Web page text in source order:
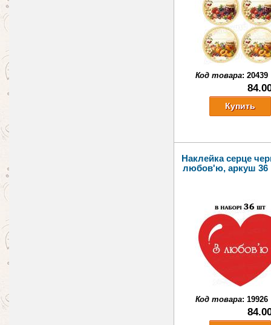
Код товара:20439
Наклейка серце
любов'ю, аркуш 36
Код товара:19926